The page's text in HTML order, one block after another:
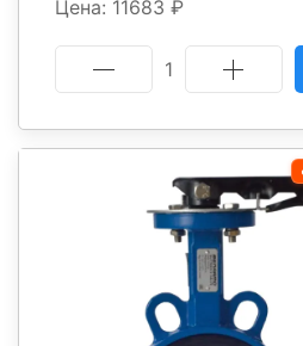
Цена: 11683 ₽
1